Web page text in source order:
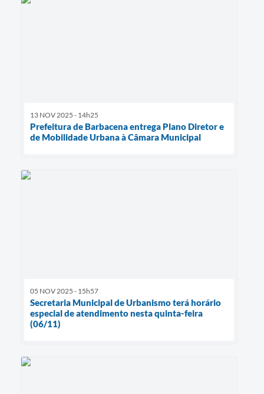
13 NOV 2025 - 14h25
Prefeitura de Barbacena entrega Plano Diretor e
de Mobilidade Urbana à Câmara Municipal
05 NOV 2025 - 15h57
Secretaria Municipal de Urbanismo terá horário
especial de atendimento nesta quinta-feira
(06/11)